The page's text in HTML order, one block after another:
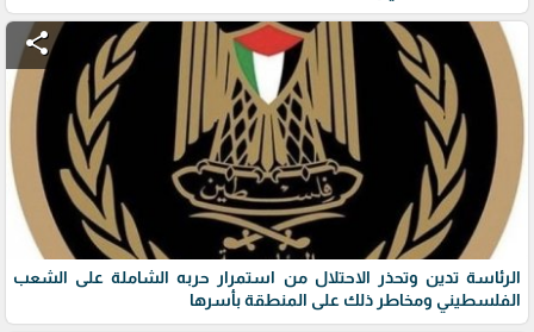
share
الرئاسة تدين وتحذر الاحتلال من استمرار حربه الشاملة على الشعب
الفلسطيني ومخاطر ذلك على المنطقة بأسرها